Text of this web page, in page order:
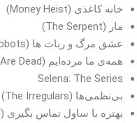
خانه کاغذی (Money Heist)
مار (The Serpent)
عشق مرگ و ربات ها (Love, Death, & Robots)
همه‌ی ما مرده‌ایم (All of Us Are Dead)
Selena: The Series
بی‌نظمی‌ها (The Irregulars)
بهتره با ساول تماس بگیری (Better Call Saul)